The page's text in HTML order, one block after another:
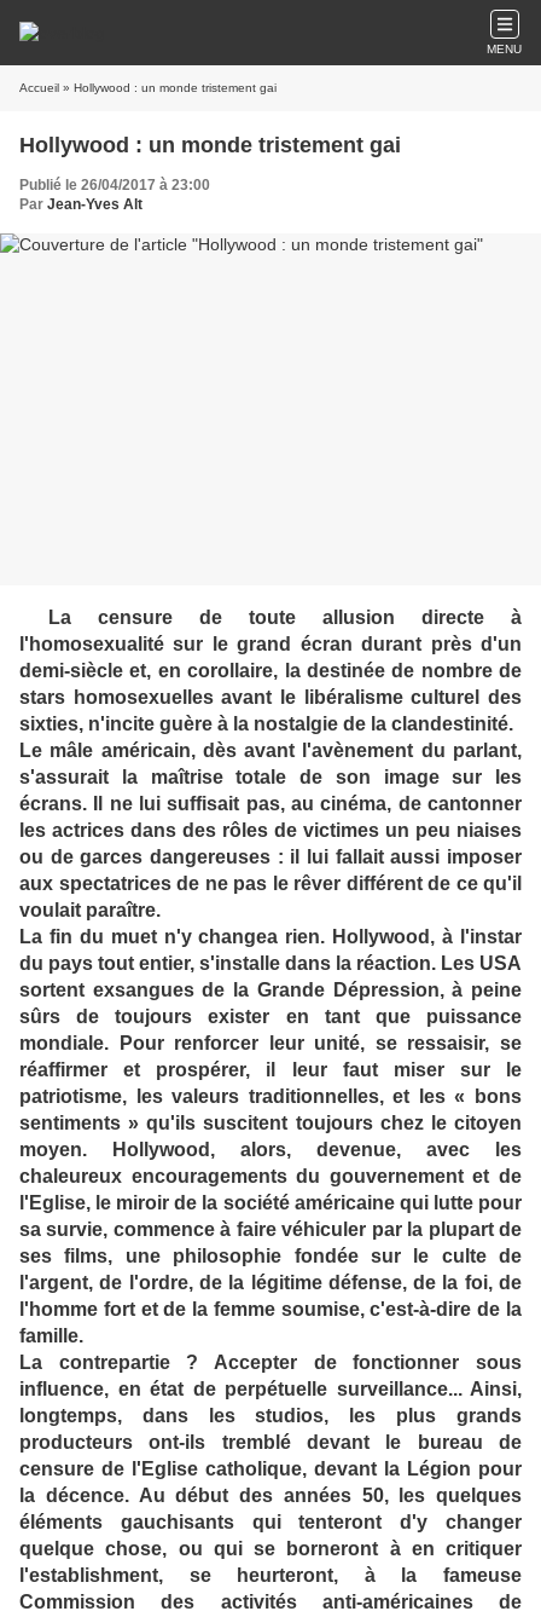
MENU
Accueil » Hollywood : un monde tristement gai
Hollywood : un monde tristement gai
Publié le 26/04/2017 à 23:00
Par Jean-Yves Alt
La censure de toute allusion directe à
l'homosexualité sur le grand écran durant près d'un
demi-siècle et, en corollaire, la destinée de nombre de
stars homosexuelles avant le libéralisme culturel des
sixties, n'incite guère à la nostalgie de la clandestinité.
Le mâle américain, dès avant l'avènement du parlant,
s'assurait la maîtrise totale de son image sur les
écrans. Il ne lui suffisait pas, au cinéma, de cantonner
les actrices dans des rôles de victimes un peu niaises
ou de garces dangereuses : il lui fallait aussi imposer
aux spectatrices de ne pas le rêver différent de ce qu'il
voulait paraître.
La fin du muet n'y changea rien. Hollywood, à l'instar
du pays tout entier, s'installe dans la réaction. Les USA
sortent exsangues de la Grande Dépression, à peine
sûrs de toujours exister en tant que puissance
mondiale. Pour renforcer leur unité, se ressaisir, se
réaffirmer et prospérer, il leur faut miser sur le
patriotisme, les valeurs traditionnelles, et les « bons
sentiments » qu'ils suscitent toujours chez le citoyen
moyen. Hollywood, alors, devenue, avec les
chaleureux encouragements du gouvernement et de
l'Eglise, le miroir de la société américaine qui lutte pour
sa survie, commence à faire véhiculer par la plupart de
ses films, une philosophie fondée sur le culte de
l'argent, de l'ordre, de la légitime défense, de la foi, de
l'homme fort et de la femme soumise, c'est-à-dire de la
famille.
La contrepartie ? Accepter de fonctionner sous
influence, en état de perpétuelle surveillance... Ainsi,
longtemps, dans les studios, les plus grands
producteurs ont-ils tremblé devant le bureau de
censure de l'Eglise catholique, devant la Légion pour
la décence. Au début des années 50, les quelques
éléments gauchisants qui tenteront d'y changer
quelque chose, ou qui se borneront à en critiquer
l'establishment, se heurteront, à la fameuse
Commission des activités anti-américaines de